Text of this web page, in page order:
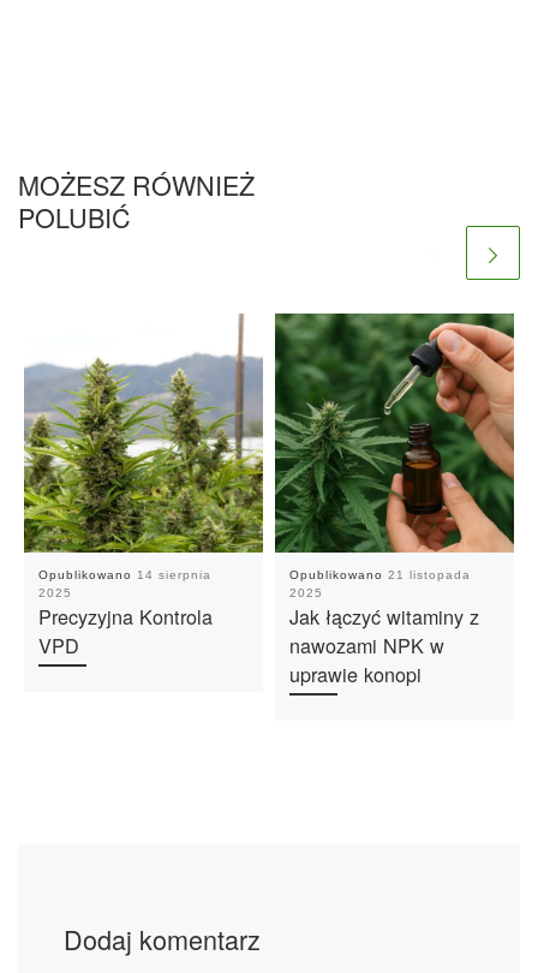
MOŻESZ RÓWNIEŻ
POLUBIĆ
Opublikowano
14 sierpnia
2025
Precyzyjna Kontrola
VPD
Opublikowano 21 listopada
2025
Jak łączyć witaminy z
nawozami NPK w
uprawie konopi
Dodaj komentarz